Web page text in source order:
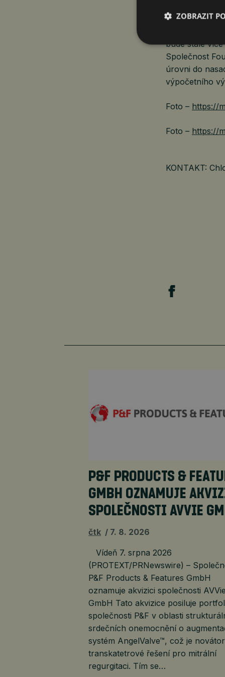
architektury
bude stále
Společnost
úrovni do
výpočetního
Foto – https://
Foto – https://
KONTAKT:
P&F PRODUCTS &
GMBH OZNAMUJE
SPOLEČNOSTI AVVIE
čtk 7. 8. 2026
Vídeň 7. srpna 2026
(PROTEXT/PRNewswire) –
P&F Products & Features GmbH
oznamuje akvizici společnosti AVVie
GmbH Tato akvizice posiluje
společnosti P&F v oblasti
srdečních onemocnění o
systém AngelValve™, což je
transkatetrové řešení pro mitrální
regurgitaci. Tím se…
ZOBRAZIT